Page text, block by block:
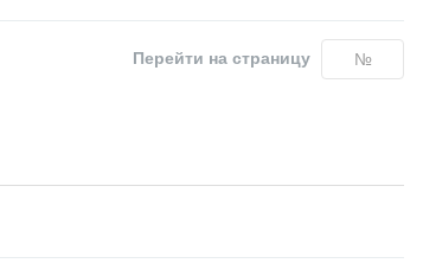
Перейти на страницу